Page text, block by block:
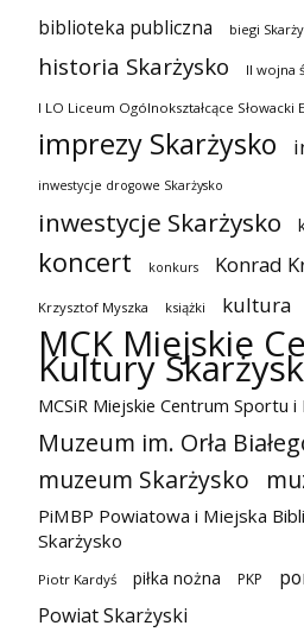
biblioteka publiczna
biegi
historia Skarżysko II wojna
I LO Liceum Ogólnokształcące Słowacki
imprezy Skarżysko
inwestycje drogowe Skarżysko
inwestycje Skarżysko
koncert konkurs Konrad
Krzysztof Myszka książki kultura
MCK Miejskie
Kultury
MCSiR Miejskie Centrum Sportu i
Muzeum im. Orła
muzeum Skarżysko
PiMBP Powiatowa i Miejska
Skarżysko
Piotr Kardyś piłka nożna PKP
Powiat Skarżyski